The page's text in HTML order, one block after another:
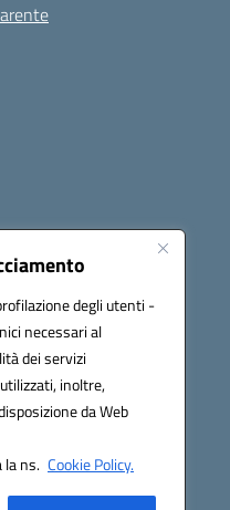
degli utenti -
necessari al
dei servizi
inoltre,
da Web
la ns. Cookie Policy.